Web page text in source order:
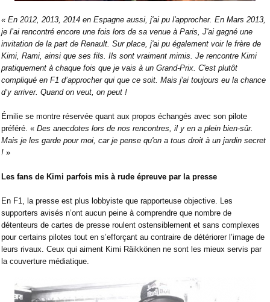
« En 2012, 2013, 2014 en Espagne aussi, j'ai pu l'approcher. En Mars 2013,
je l’ai rencontré encore une fois lors de sa venue à Paris, J'ai gagné une
invitation de la part de Renault. Sur place, j'ai pu également voir le frère de
Kimi, Rami, ainsi que ses fils. Ils sont vraiment mimis. Je rencontre Kimi
pratiquement à chaque fois que je vais à un Grand-Prix. C'est plutôt
compliqué en F1 d’approcher qui que ce soit. Mais j'ai toujours eu la chance
d’y arriver. Quand on veut, on peut !
Émilie se montre réservée quant aux propos échangés avec son pilote
préféré. « Des anecdotes lors de nos rencontres, il y en a plein bien-sûr.
Mais je les garde pour moi, car je pense qu'on a tous droit à un jardin secret
! »
Les fans de Kimi parfois mis à rude épreuve par la presse
En F1, la presse est plus lobbyiste que rapporteuse objective. Les
supporters avisés n’ont aucun peine à comprendre que nombre de
détenteurs de cartes de presse roulent ostensiblement et sans complexes
pour certains pilotes tout en s’efforçant au contraire de détériorer l’image de
leurs rivaux. Ceux qui aiment Kimi Räikkönen ne sont les mieux servis par
la couverture médiatique.